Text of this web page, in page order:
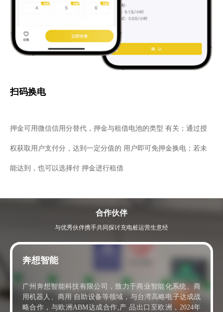
扫码换电
押金可用微信信用分替代，押金与租借电池的类型 有关；通过授
权获取用户支付分，达到一定分值的 用户即可免押金换电；若未
能达到，也可以选择付 押金进行租借
合作伙伴
与优秀伙伴携手共同探讨充电桩运营生意经
奔想智能
广州奔想智能科技有限公司，致力于商业智能化系统、商
用机器人、商用 自助设备等领域，与台湾高略电子达成战
略合作，与欧洲ABM达成合作,产 品出口至欧洲，2024年